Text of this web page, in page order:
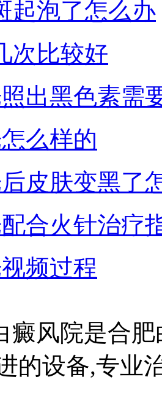
起泡了怎么办
次比较好
出黑色素需
么样的
皮肤变黑了
合火针治疗
频过程
癜风院是合
的设备,专业